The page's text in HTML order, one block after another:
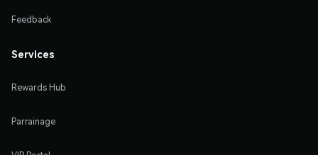
Feedback
Services
Rewards Hub
Parrainage